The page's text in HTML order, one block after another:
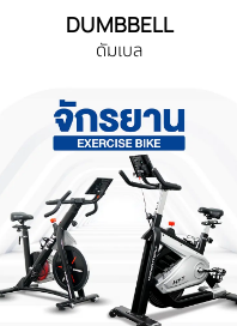
DUMBBELL
ดัมเบล